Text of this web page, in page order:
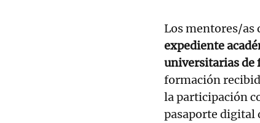
Los mentores/as
expediente
universitarias de
formación
la participación
pasaporte digital